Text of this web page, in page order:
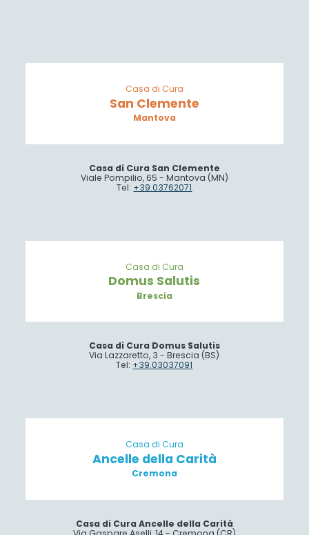
Casa di Cura
San Clemente
Mantova
Casa di Cura San Clemente
Viale Pompilio, 65 - Mantova (MN)
Tel: +39.03762071
Casa di Cura
Domus Salutis
Brescia
Casa di Cura Domus Salutis
Via Lazzaretto, 3 - Brescia (BS)
Tel: +39.03037091
Casa di Cura
Ancelle della Carità
Cremona
Casa di Cura Ancelle della Carità